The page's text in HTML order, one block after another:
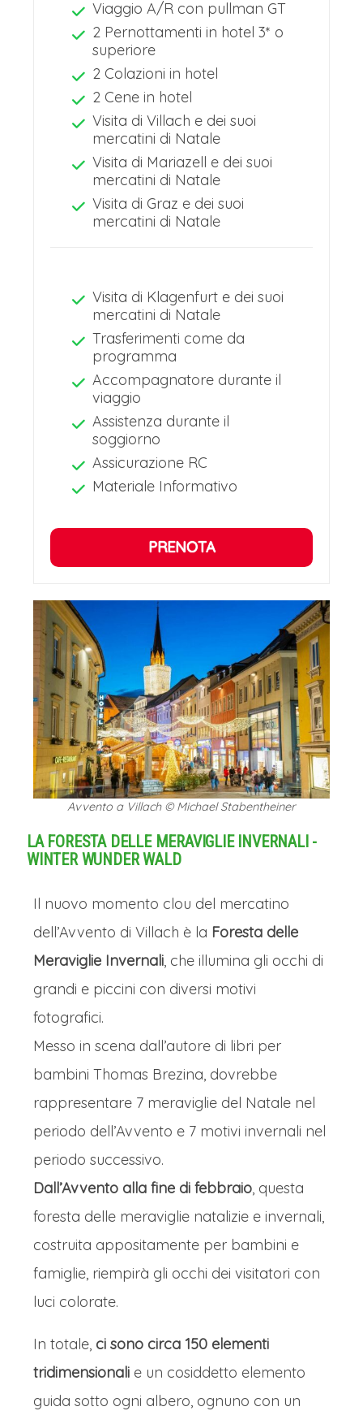
Viaggio A/R con pullman GT
2 Pernottamenti in hotel 3* o
superiore
2 Colazioni in hotel
2 Cene in hotel
Visita di Villach e dei suoi
mercatini di Natale
Visita di Mariazell e dei suoi
mercatini di Natale
Visita di Graz e dei suoi
mercatini di Natale
Visita di Klagenfurt e dei suoi
mercatini di Natale
Trasferimenti come da
programma
Accompagnatore durante il
viaggio
Assistenza durante il
soggiorno
Assicurazione RC
Materiale Informativo
PRENOTA
Avvento a Villach © Michael Stabentheiner
LA FORESTA DELLE MERAVIGLIE INVERNALI -
WINTER WUNDER WALD
Il nuovo momento clou del mercatino
dell’Avvento di Villach è la Foresta delle
Meraviglie Invernali, che illumina gli occhi di
grandi e piccini con diversi motivi
fotografici.
Messo in scena dall’autore di libri per
bambini Thomas Brezina, dovrebbe
rappresentare 7 meraviglie del Natale nel
periodo dell’Avvento e 7 motivi invernali nel
periodo successivo.
Dall’Avvento alla fine di febbraio, questa
foresta delle meraviglie natalizie e invernali,
costruita appositamente per bambini e
famiglie, riempirà gli occhi dei visitatori con
luci colorate.
In totale, ci sono circa 150 elementi
tridimensionali e un cosiddetto elemento
guida sotto ogni albero, ognuno con un